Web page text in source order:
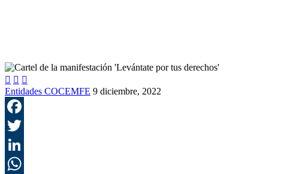
  
Entidades COCEMFE 9 diciembre, 2022